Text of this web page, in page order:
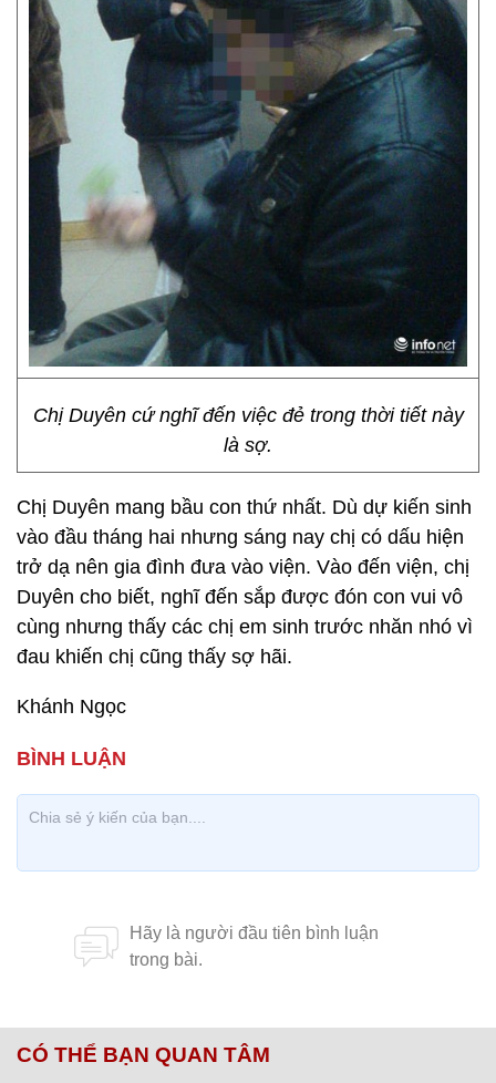
Chị Duyên cứ nghĩ đến việc đẻ trong thời tiết này
là sợ.
Chị Duyên mang bầu con thứ nhất. Dù dự kiến sinh
vào đầu tháng hai nhưng sáng nay chị có dấu hiện
trở dạ nên gia đình đưa vào viện. Vào đến viện, chị
Duyên cho biết, nghĩ đến sắp được đón con vui vô
cùng nhưng thấy các chị em sinh trước nhăn nhó vì
đau khiến chị cũng thấy sợ hãi.
Khánh Ngọc
CÓ THỂ BẠN QUAN TÂM